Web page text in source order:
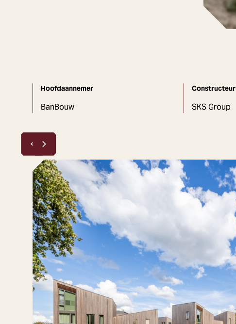
Hoofdaannemer
BanBouw
Constructeur
SKS Group